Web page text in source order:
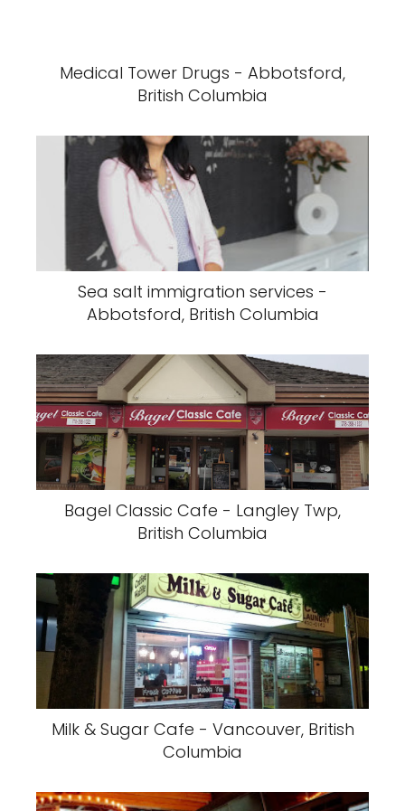
Medical Tower Drugs - Abbotsford,
British Columbia
Sea salt immigration services -
Abbotsford, British Columbia
Bagel Classic Cafe - Langley Twp,
British Columbia
Milk & Sugar Cafe - Vancouver, British
Columbia